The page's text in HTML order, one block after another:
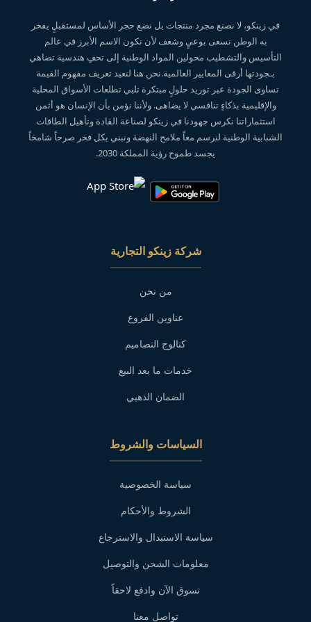
في زينكو، لا نصنع مجرد منتجات بل نضع حجر الأساس لمستقبلٍ يفخر
به الوطن نسعى بوعيٍ وشغف لأن نكون الاسم الأبرز في عالم
التأسيس والتشطيب محولين المواد الوطنية إلى تحفٍ هندسية تضاهي
بـجودتها أرقى المعايير العالمية.نحن هنا لنعيد تعريف مفهوم القيمة
تساوى الجودة عبر توريد حلولٍ مبتكرة تلبي تطلعات الأسواق المحلية
والإقليمية بذكاءٍ تنافسي لا يضاهى. ولأننا نؤمن بأن الإنسان هو أثمن
استثماراتنا نكرس جهودنا في زينكو لصناعة القادة وتأهيل الطاقات
الشبابية الوطنية لنرسم معاً ملامح النهضة ونبني بكل فخر صرحاً شامخاً
يجسد طموح رؤية المملكة 2030.
شركة زينكو التجارية
من نحن
عناوين الفروع
كتالوج التصاميم
خدمات ما بعد البيع
الضمان الذهبي
السياسات والشروط
سياسة الخصوصية
الشروط والأحكام
سياسة الاستبدال والاسترجاع
معلومات الشحن والتوصيل
تسوق الآن وادفع لاحقاً
تواصل معنا